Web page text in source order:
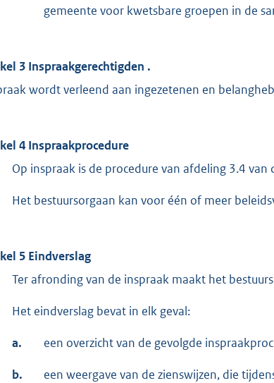
gemeente voor kwetsbare groepen in de
3 Inspraakgerechtigden .
wordt verleend aan ingezetenen en
4 Inspraakprocedure
Op inspraak is de procedure van afdeling 3.4
Het bestuursorgaan kan voor één of meer
5 Eindverslag
Ter afronding van de inspraak maakt het
Het eindverslag bevat in elk geval:
a. een overzicht van de gevolgde
b. een weergave van de zienswijzen, die